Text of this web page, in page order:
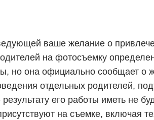
ваше желание о
на фотосъемку
но она официально сообщает о
отдельных родителей,
его работы иметь не
на съемке, включая